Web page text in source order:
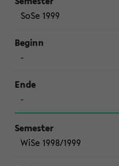
SoSe 1999
-
-
WiSe 1998/1999